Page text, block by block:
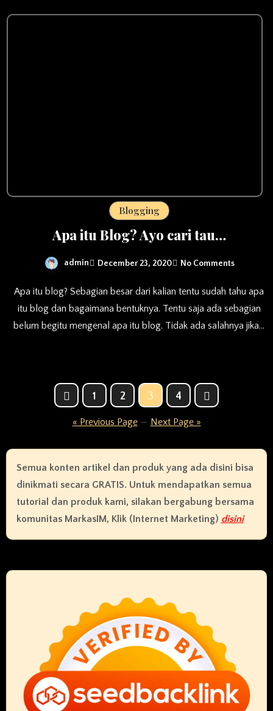
Blogging
Apa itu Blog? Ayo cari tau…
admin December 23, 2020 No Comments
Apa itu blog? Sebagian besar dari kalian tentu sudah tahu apa
itu blog dan bagaimana bentuknya. Tentu saja ada sebagian
belum begitu mengenal apa itu blog. Tidak ada salahnya jika…
pagination
1 2 3 4
« Previous Page— Next Page »
Semua konten artikel dan produk yang ada disini bisa
dinikmati secara GRATIS. Untuk mendapatkan semua
tutorial dan produk kami, silakan bergabung bersama
komunitas MarkasIM, Klik (Internet Marketing) disini